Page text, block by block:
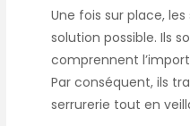
Une fois sur place,
solution possible. Ils
comprennent
Par conséquent, ils
serrurerie tout en